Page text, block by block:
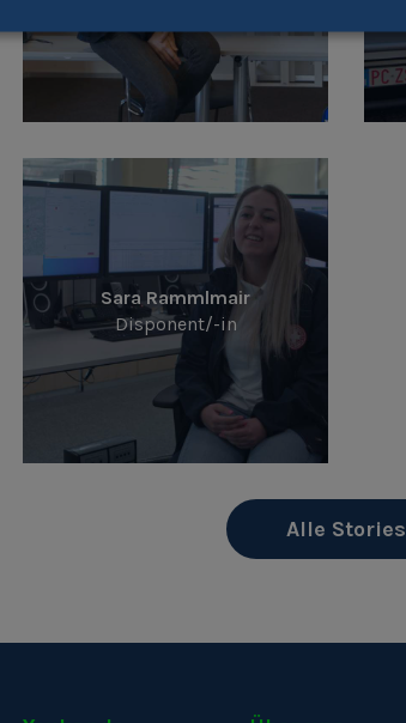
Sara Rammlmair
Disponent/-in
Alle Stories